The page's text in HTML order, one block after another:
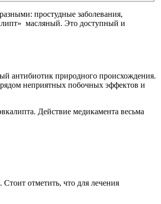
простудные заболевания,
масляный. Это доступный и
антибиотик природного происхождения.
неприятных побочных эффектов и
Действие медикамента весьма
отметить, что для лечения